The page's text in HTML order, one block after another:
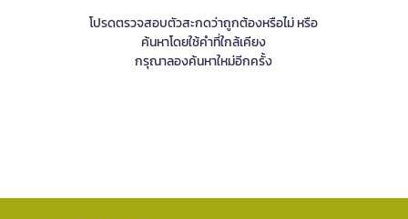
โปรดตรวจสอบตัวสะกดว่าถูกต้องหรือไม่ หรือ
ค้นหาโดยใช้คำที่ใกล้เคียง
กรุณาลองค้นหาใหม่อีกครั้ง